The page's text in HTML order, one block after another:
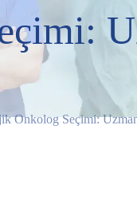
Onkolog Seçimi: